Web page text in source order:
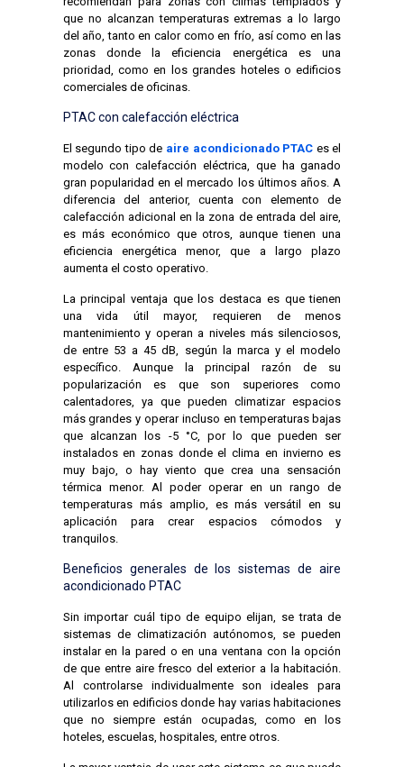
que no alcanzan temperaturas extremas a lo largo
del año, tanto en calor como en frío, así como en las
zonas donde la eficiencia energética es una
prioridad, como en los grandes hoteles o edificios
comerciales de oficinas.
PTAC con calefacción eléctrica
El segundo tipo de aire acondicionado PTAC es el
modelo con calefacción eléctrica, que ha ganado
gran popularidad en el mercado los últimos años. A
diferencia del anterior, cuenta con elemento de
calefacción adicional en la zona de entrada del aire,
es más económico que otros, aunque tienen una
eficiencia energética menor, que a largo plazo
aumenta el costo operativo.
La principal ventaja que los destaca es que tienen
una vida útil mayor, requieren de menos
mantenimiento y operan a niveles más silenciosos,
de entre 53 a 45 dB, según la marca y el modelo
específico. Aunque la principal razón de su
popularización es que son superiores como
calentadores, ya que pueden climatizar espacios
más grandes y operar incluso en temperaturas bajas
que alcanzan los -5 °C, por lo que pueden ser
instalados en zonas donde el clima en invierno es
muy bajo, o hay viento que crea una sensación
térmica menor. Al poder operar en un rango de
temperaturas más amplio, es más versátil en su
aplicación para crear espacios cómodos y
tranquilos.
Beneficios generales de los sistemas de aire
acondicionado PTAC
Sin importar cuál tipo de equipo elijan, se trata de
sistemas de climatización autónomos, se pueden
instalar en la pared o en una ventana con la opción
de que entre aire fresco del exterior a la habitación.
Al controlarse individualmente son ideales para
utilizarlos en edificios donde hay varias habitaciones
que no siempre están ocupadas, como en los
hoteles, escuelas, hospitales, entre otros.